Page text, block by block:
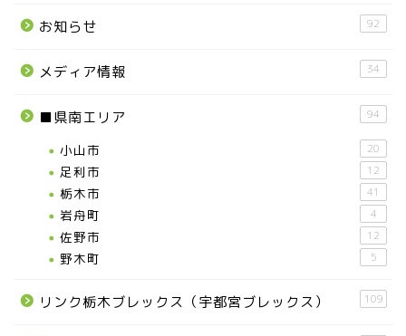
お知らせ 92
メディア情報 34
■県南エリア 94
小山市 20
足利市 12
栃木市 41
岩舟町 4
佐野市 12
野木町 5
リンク栃木ブレックス（宇都宮ブレックス） 109